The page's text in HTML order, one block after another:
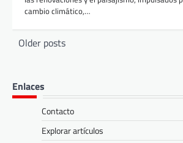
cambio climático,…
Posts
Older posts
Enlaces
Contacto
Explorar artículos